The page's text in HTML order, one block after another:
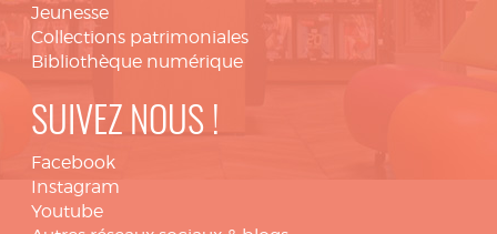
Jeunesse
Collections patrimoniales
Bibliothèque numérique
SUIVEZ NOUS !
Facebook
Instagram
Youtube